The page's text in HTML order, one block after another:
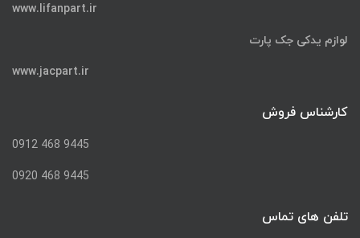
www.lifanpart.ir
لوازم یدکی جک پارت
www.jacpart.ir
کارشناس فروش
9445 468 0912
9445 468 0920
تلفن های تماس